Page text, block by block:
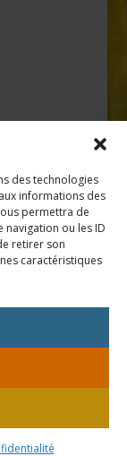
des technologies
informations des
permettra de
ou les ID
retirer son
caractéristiques
Très-Saint-